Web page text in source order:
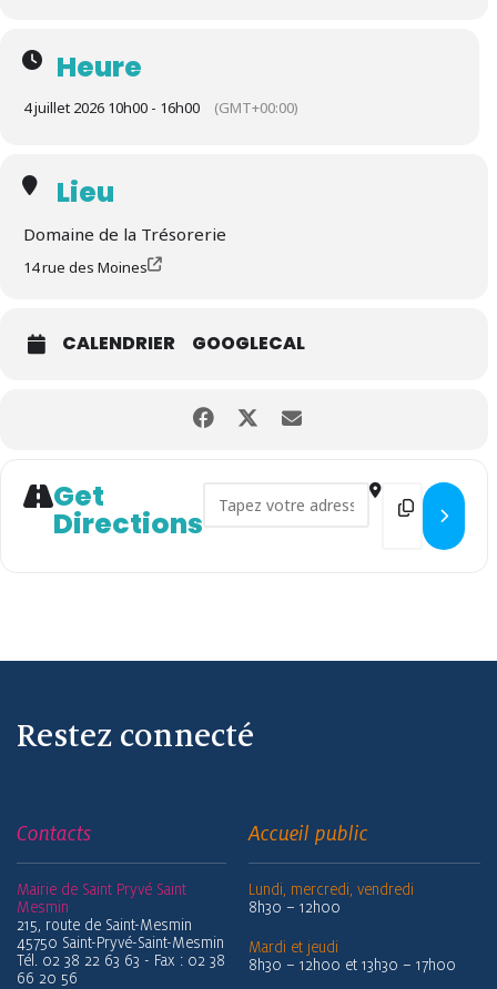
Heure
4 juillet 2026 10h00 - 16h00 (GMT+00:00)
Lieu
Domaine de la Trésorerie
14 rue des Moines
CALENDRIER GOOGLECAL
Get
Directions
Address - Journée sportive
Restez connecté
Contacts
Mairie de Saint Pryvé Saint
Mesmin
215, route de Saint-Mesmin
45750 Saint-Pryvé-Saint-Mesmin
Tél. 02 38 22 63 63 - Fax : 02 38
66 20 56
Accueil public
Lundi, mercredi, vendredi
8h30 – 12h00
Mardi et jeudi
8h30 – 12h00 et 13h30 – 17h00